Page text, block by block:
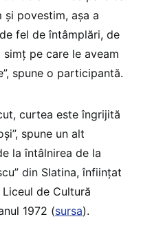
și povestim, așa a
fel de întâmplări, de
pe care le aveam
spune o participantă.
curtea este îngrijită
spune un alt
la întâlnirea de la
din Slatina, înființat
de Cultură
1972 (sursa).